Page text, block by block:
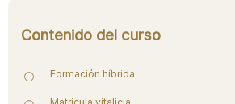
Contenido del curso
Formación híbrida